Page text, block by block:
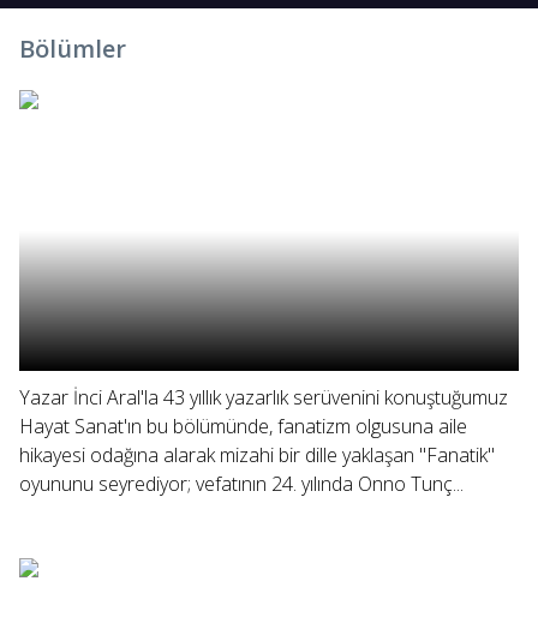
Bölümler
Yazar İnci Aral'la 43 yıllık yazarlık serüvenini konuştuğumuz
Hayat Sanat'ın bu bölümünde, fanatizm olgusuna aile
hikayesi odağına alarak mizahi bir dille yaklaşan "Fanatik"
oyununu seyrediyor; vefatının 24. yılında Onno Tunç...